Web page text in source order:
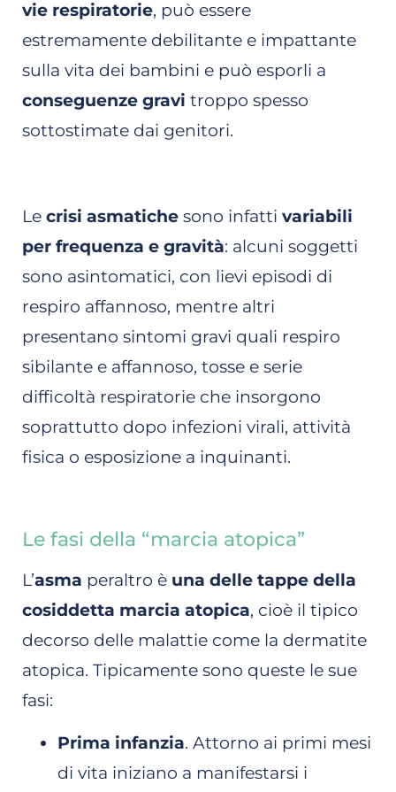
vie respiratorie, può essere
estremamente debilitante e impattante
sulla vita dei bambini e può esporli a
conseguenze gravi troppo spesso
sottostimate dai genitori.
Le crisi asmatiche sono infatti variabili
per frequenza e gravità: alcuni soggetti
sono asintomatici, con lievi episodi di
respiro affannoso, mentre altri
presentano sintomi gravi quali respiro
sibilante e affannoso, tosse e serie
difficoltà respiratorie che insorgono
soprattutto dopo infezioni virali, attività
fisica o esposizione a inquinanti.
Le fasi della “marcia atopica”
L’asma peraltro è una delle tappe della
cosiddetta marcia atopica, cioè il tipico
decorso delle malattie come la dermatite
atopica. Tipicamente sono queste le sue
fasi:
Prima infanzia. Attorno ai primi mesi
di vita iniziano a manifestarsi i